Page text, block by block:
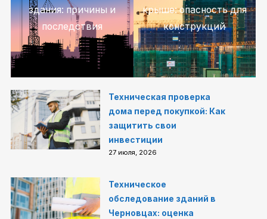
здания: причины и
последствия
крыше: опасность для
конструкций
Техническая проверка
дома перед покупкой: Как
защитить свои
инвестиции
27 июля, 2026
Техническое
обследование зданий в
Черновцах: оценка